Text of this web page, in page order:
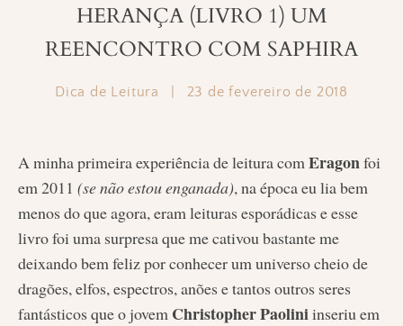
HERANÇA (LIVRO 1) UM
REENCONTRO COM SAPHIRA
Dica de Leitura 23 de fevereiro de 2018
A minha primeira experiência de leitura com Eragonfoi
em 2011 (se não estou enganada), na época eu lia bem
menos do que agora, eram leituras esporádicas e esse
livro foi uma surpresa que me cativou bastante me
deixando bem feliz por conhecer um universo cheio de
dragões, elfos, espectros, anões e tantos outros seres
fantásticos que o jovem Christopher Paoliniinseriu em